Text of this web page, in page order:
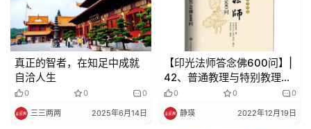
佛
教
艺
术
真正的智者，在知足中成就
自洽人生
0 0 0
三三两两 2025年6月14日
【印光法师答念佛600问】|
42、普通教理与特别教理有
什么区别？
0 0 0
静瑛 2022年12月19日